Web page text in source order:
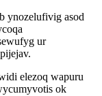
ynozelufivig asod
ur
elezoq wapuru
ok